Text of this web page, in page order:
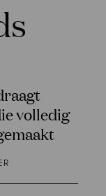
volledig